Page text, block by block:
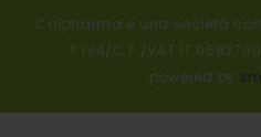
Colpharma e una società
P.IVA/C.F./VAT IT
powered by